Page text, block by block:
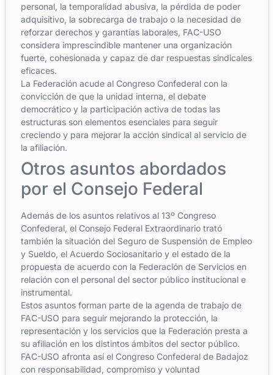
personal, la temporalidad abusiva, la pérdida de poder
adquisitivo, la sobrecarga de trabajo o la necesidad de
reforzar derechos y garantías laborales, FAC-USO
considera imprescindible mantener una organización
fuerte, cohesionada y capaz de dar respuestas sindicales
eficaces.
La Federación acude al Congreso Confederal con la
convicción de que la unidad interna, el debate
democrático y la participación activa de todas las
estructuras son elementos esenciales para seguir
creciendo y para mejorar la acción sindical al servicio de
la afiliación.
Otros asuntos abordados
por el Consejo Federal
Además de los asuntos relativos al 13º Congreso
Confederal, el Consejo Federal Extraordinario trató
también la situación del Seguro de Suspensión de Empleo
y Sueldo, el Acuerdo Sociosanitario y el estado de la
propuesta de acuerdo con la Federación de Servicios en
relación con el personal del sector público institucional e
instrumental.
Estos asuntos forman parte de la agenda de trabajo de
FAC-USO para seguir mejorando la protección, la
representación y los servicios que la Federación presta a
su afiliación en los distintos ámbitos del sector público.
FAC-USO afronta así el Congreso Confederal de Badajoz
con responsabilidad, compromiso y voluntad